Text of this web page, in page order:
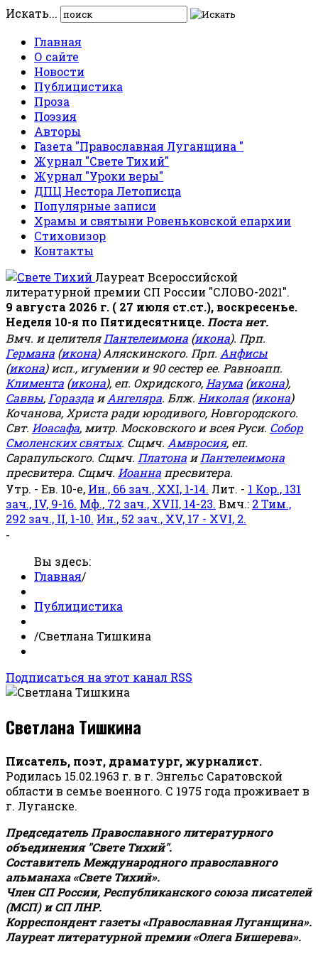
Искать...
Главная
О сайте
Новости
Публицистика
Проза
Поэзия
Авторы
Газета "Православная Луганщина "
Журнал "Свете Тихий"
Журнал "Уроки веры"
ДПЦ Нестора Летописца
Популярные записи
Храмы и святыни Ровеньковской епархии
Стиховизор
Контакты
Лауреат Всероссийской
литературной премии СП России "СЛОВО-2021".
9 августа 2026 г. ( 27 июля ст.ст.), воскресенье.
Неделя 10-я по Пятидесятнице. Поста нет.
Вмч. и целителяПантелеимона (икона). Прп.
Германа (икона) Аляскинского. Прп. Анфисы
(икона) исп., игумении и 90 сестер ее. Равноапп.
Климента (икона), еп. Охридского, Наума (икона),
Саввы, Горазда иАнгеляра. Блж. Николая(икона)
Кочанова, Христа ради юродивого, Новгородского.
Свт. Иоасафа, митр. Московского и всея Руси. Собор
Смоленских святых. Сщмч. Амвросия, еп.
Сарапульского. Сщмч. Платона иПантелеимона
пресвитера. Сщмч. Иоанна пресвитера.
Утр. - Ев. 10-е, Ин., 66 зач., XXI, 1-14. Лит. - 1 Кор., 131
зач., IV, 9-16. Мф., 72 зач., XVII, 14-23. Вмч.: 2 Тим.,
292 зач., II, 1-10. Ин., 52 зач., XV, 17 - XVI, 2.
-
Вы здесь:
Главная/
Публицистика
/Светлана Тишкина
Подписаться на этот канал RSS
Светлана Тишкина
Писатель, поэт, драматург, журналист.
Родилась 15.02.1963 г. в г. Энгельс Саратовской
области в семье военного. С 1975 года проживает в
г. Луганске.
Председатель Православного литературного
объединения "Свете Тихий".
Составитель Международного православного
альманаха «Свете Тихий».
Член СП России, Республиканского союза писателей
(МСП) и СП ЛНР.
Корреспондент газеты «Православная Луганщина».
Лауреат литературной премии «Олега Бишерева».